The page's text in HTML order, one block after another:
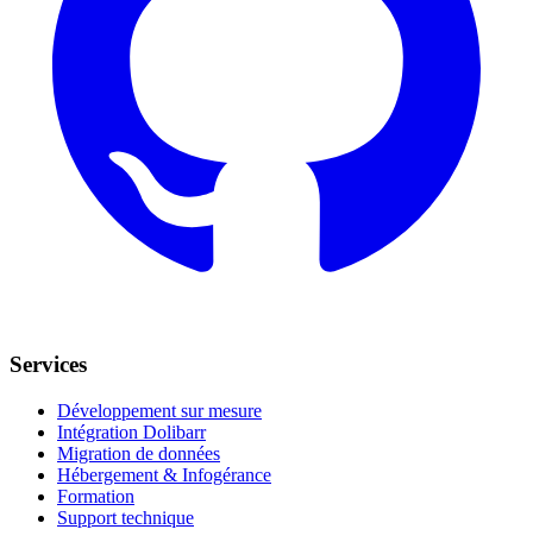
Services
Développement sur mesure
Intégration Dolibarr
Migration de données
Hébergement & Infogérance
Formation
Support technique